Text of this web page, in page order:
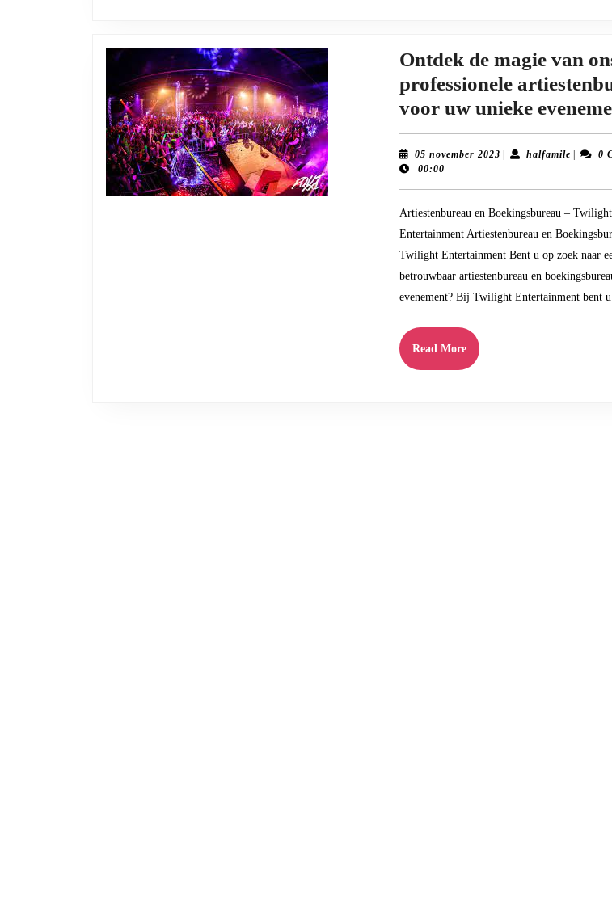
Ontdek de magie van
professionele
voor uw unieke
05 november 2023 05
halfamile 0
00:00
Artiestenbureau en Boekingsbureau – Twilight
Entertainment Artiestenbureau en
Twilight Entertainment Bent u op zoek naar
betrouwbaar artiestenbureau en
evenement? Bij Twilight Entertainment bent u
Read MoreRead
More